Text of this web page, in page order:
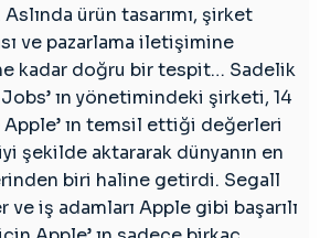
ürün tasarımı, şirket
ve pazarlama iletişimine
kadar doğru bir tespit… Sadelik
Jobs’ ın yönetimindeki şirketi, 14
ın temsil ettiği değerleri
şekilde aktararak dünyanın en
biri haline getirdi. Segall
ve iş adamları Apple gibi başarılı